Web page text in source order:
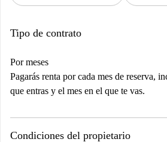
Tipo de contrato
Por meses
Pagarás renta por cada mes de reserva,
que entras y el mes en el que te vas.
Condiciones del propietario